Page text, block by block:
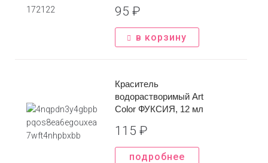
95 ₽
в корзину
Краситель
водорастворимый Art
Color ФУКСИЯ, 12 мл
115 ₽
подробнее
*Нажимая на кнопку вы соглашаетесь с
конфиденциальности